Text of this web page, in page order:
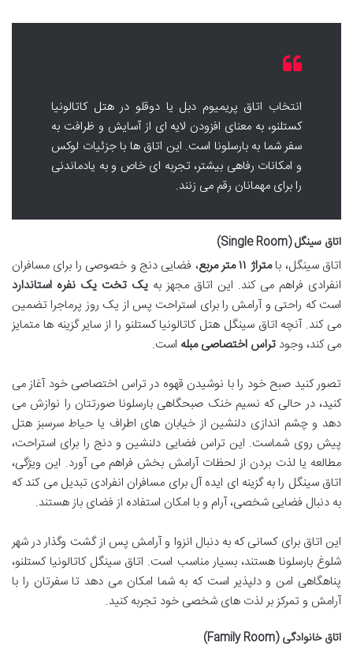
انتخاب اتاق پریمیوم دبل یا دوقلو در هتل کاتالونیا
کستلنو، به معنای افزودن لایه ای از آسایش و ظرافت به
سفر شما به بارسلونا است. این اتاق ها با جزئیات لوکس
و امکانات رفاهی بیشتر، تجربه ای خاص و به یادماندنی
را برای مهمانان رقم می زنند.
اتاق سینگل (Single Room)
اتاق سینگل، بامتراژ ۱۱ متر مربع
، فضایی دنج و خصوصی را برای مسافران
انفرادی فراهم می کند. این اتاق مجهز به یک تخت یک نفره استاندارد
است که راحتی و آرامش را برای استراحت پس از یک روز پرماجرا تضمین
می کند. آنچه اتاق سینگل هتل کاتالونیا کستلنو را از سایر گزینه ها متمایز
می کند، وجود تراس اختصاصی مبله است.
تصور کنید صبح خود را با نوشیدن قهوه در تراس اختصاصی خود آغاز می
کنید، در حالی که نسیم خنک صبحگاهی بارسلونا صورتتان را نوازش می
دهد و چشم اندازی دلنشین از خیابان های اطراف یا حیاط سرسبز هتل
پیش روی شماست. این تراس فضایی دلنشین و دنج را برای استراحت،
مطالعه یا لذت بردن از لحظات آرامش بخش فراهم می آورد. این ویژگی،
اتاق سینگل را به گزینه ای ایده آل برای مسافران انفرادی تبدیل می کند که
به دنبال فضایی شخصی، آرام و با امکان استفاده از فضای باز هستند.
این اتاق برای کسانی که به دنبال انزوا و آرامش پس از گشت وگذار در شهر
شلوغ بارسلونا هستند، بسیار مناسب است. اتاق سینگل کاتالونیا کستلنو،
پناهگاهی امن و دلپذیر است که به شما امکان می دهد تا سفرتان را با
آرامش و تمرکز بر لذت های شخصی خود تجربه کنید.
اتاق خانوادگی (Family Room)